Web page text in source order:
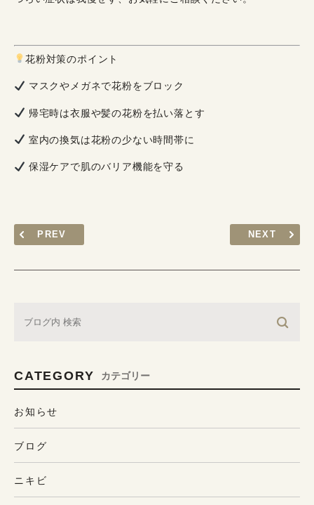
花粉対策のポイント
マスクやメガネで花粉をブロック
帰宅時は衣服や髪の花粉を払い落とす
室内の換気は花粉の少ない時間帯に
保湿ケアで肌のバリア機能を守る
PREV NEXT
CATEGORY カテゴリー
お知らせ
ブログ
ニキビ